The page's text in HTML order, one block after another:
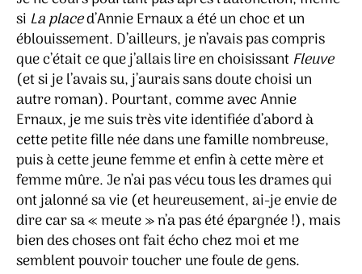
si La placed’Annie Ernaux a été un choc et un
éblouissement. D’ailleurs, je n’avais pas compris
que c’était ce que j’allais lire en choisissant Fleuve
(et si je l’avais su, j’aurais sans doute choisi un
autre roman). Pourtant, comme avec Annie
Ernaux, je me suis très vite identifiée d’abord à
cette petite fille née dans une famille nombreuse,
puis à cette jeune femme et enfin à cette mère et
femme mûre. Je n’ai pas vécu tous les drames qui
ont jalonné sa vie (et heureusement, ai-je envie de
dire car sa « meute » n’a pas été épargnée !), mais
bien des choses ont fait écho chez moi et me
semblent pouvoir toucher une foule de gens.